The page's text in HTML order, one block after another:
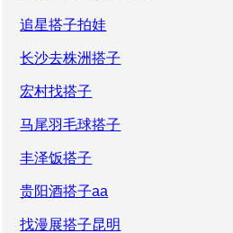
追星搭子拍娃
长沙去株洲搭子
宏村找搭子
马尾羽毛球搭子
丰泽饭搭子
贵阳酒搭子aa
找漫展搭子昆明